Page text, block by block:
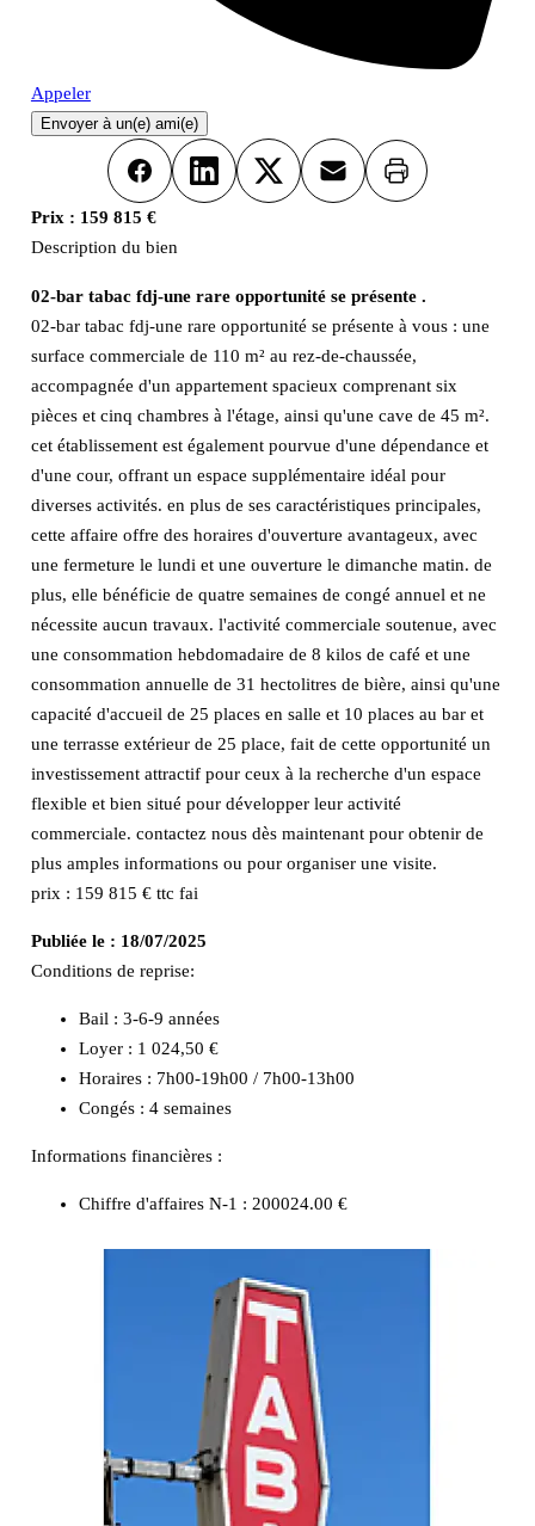
Appeler
Envoyer à un(e) ami(e)
FacebookLinkedInX Email Imprimer
Prix : 159 815 €
Description du bien
02-bar tabac fdj-une rare opportunité se présente .
02-bar tabac fdj-une rare opportunité se présente à vous : une
surface commerciale de 110 m² au rez-de-chaussée,
accompagnée d'un appartement spacieux comprenant six
pièces et cinq chambres à l'étage, ainsi qu'une cave de 45 m².
cet établissement est également pourvue d'une dépendance et
d'une cour, offrant un espace supplémentaire idéal pour
diverses activités. en plus de ses caractéristiques principales,
cette affaire offre des horaires d'ouverture avantageux, avec
une fermeture le lundi et une ouverture le dimanche matin. de
plus, elle bénéficie de quatre semaines de congé annuel et ne
nécessite aucun travaux. l'activité commerciale soutenue, avec
une consommation hebdomadaire de 8 kilos de café et une
consommation annuelle de 31 hectolitres de bière, ainsi qu'une
capacité d'accueil de 25 places en salle et 10 places au bar et
une terrasse extérieur de 25 place, fait de cette opportunité un
investissement attractif pour ceux à la recherche d'un espace
flexible et bien situé pour développer leur activité
commerciale. contactez nous dès maintenant pour obtenir de
plus amples informations ou pour organiser une visite.
prix : 159 815 € ttc fai
Publiée le : 18/07/2025
Conditions de reprise:
Bail : 3-6-9 années
Loyer : 1 024,50 €
Horaires : 7h00-19h00 / 7h00-13h00
Congés : 4 semaines
Informations financières :
Chiffre d'affaires N-1 : 200024.00 €